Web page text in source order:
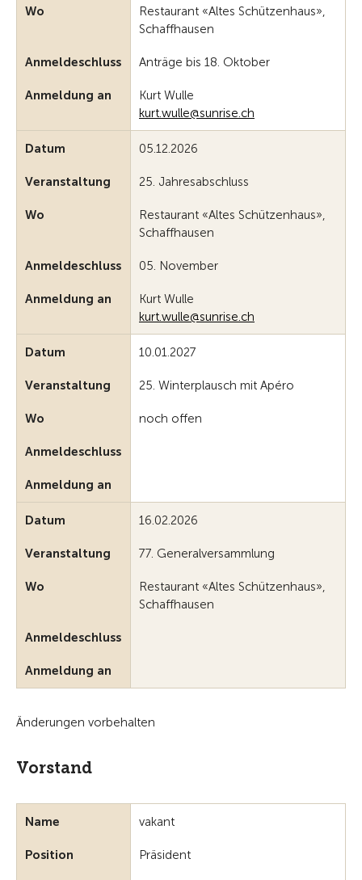
Wo
Restaurant «Altes Schützenhaus»,
Schaffhausen
Anmeldeschluss Anträge bis 18. Oktober
Anmeldung an
Kurt Wulle
kurt.wulle@sunrise.ch
Datum 05.12.2026
Veranstaltung 25. Jahresabschluss
Wo
Restaurant «Altes Schützenhaus»,
Schaffhausen
Anmeldeschluss 05. November
Anmeldung an
Kurt Wulle
k rtw ll s nrs ch
Datum 10.01.2027
Veranstaltung 25. Winterplausch mit Apéro
Wo noch offen
Anmeldeschluss
Anmeldung an
Datum 16.02.2026
Veranstaltung 77. Generalversammlung
Wo
Restaurant «Altes Schützenhaus»,
Schaffhausen
Anmeldeschluss
Anmeldung an
Änderungen vorbehalten
Vorstand
Name vakant
Position Präsident